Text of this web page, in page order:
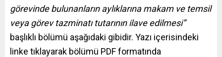
görevinde bulunanların aylıklarına makam ve temsil
veya görev tazminatı tutarının ilave edilmesi”
başlıklı bölümü aşağıdaki gibidir. Yazı içerisindeki
linke tıklayarak bölümü PDF formatında